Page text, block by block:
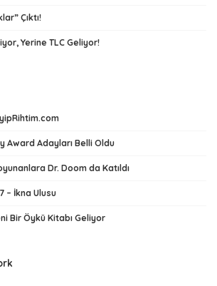
Çıktı!
Yerine TLC Geliyor!
Award Adayları Belli Oldu
Dr. Doom da Katıldı
– İkna Ulusu
Bir Öykü Kitabı Geliyor